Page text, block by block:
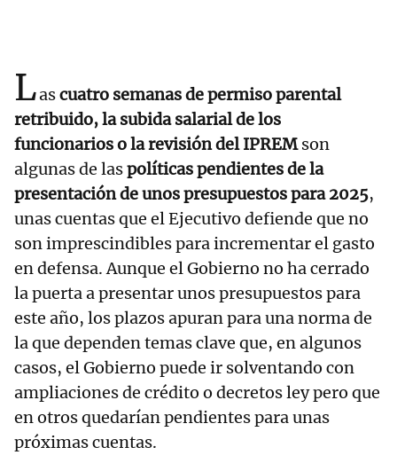
Lascuatro semanas de permiso parental
retribuido, la subida salarial de los
funcionarios o la revisión del IPREMson
algunas de laspolíticas pendientes de la
presentación de unos presupuestos para 2025,
unas cuentas que el Ejecutivo defiende que no
son imprescindibles para incrementar el gasto
en defensa. Aunque el Gobierno no ha cerrado
la puerta a presentar unos presupuestos para
este año, los plazos apuran para una norma de
la que dependen temas clave que, en algunos
casos, el Gobierno puede ir solventando con
ampliaciones de crédito o decretos ley pero que
en otros quedarían pendientes para unas
próximas cuentas.